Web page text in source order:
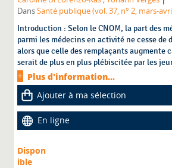
DansSanté publique (vol. 37, n° 2, mars-
Introduction : Selon le CNOM, la part des
parmi les médecins en activité ne cesse de
alors que celle des remplaçants augmente
serait de plus en plus plébiscitée par les
Plus d'information...
Ajouter à ma sélection
En ligne
Dispon
ible